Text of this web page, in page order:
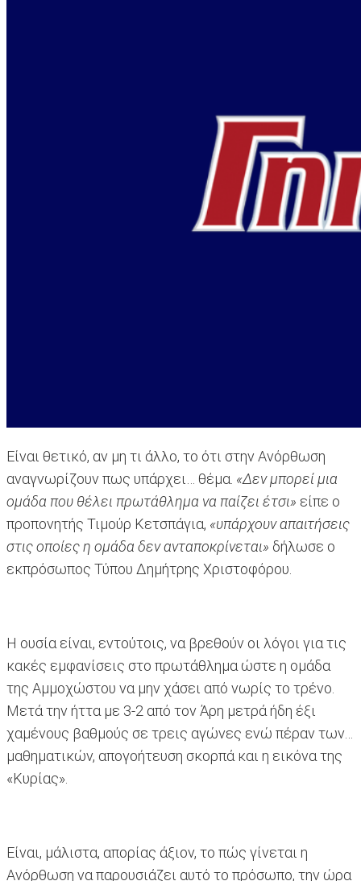
Είναι θετικό, αν μη τι άλλο, το ότι στην Ανόρθωση
αναγνωρίζουν πως υπάρχει… θέμα. «Δεν μπορεί μια
ομάδα που θέλει πρωτάθλημα να παίζει έτσι» είπε ο
προπονητής Τιμούρ Κετσπάγια, «υπάρχουν απαιτήσεις
στις οποίες η ομάδα δεν ανταποκρίνεται» δήλωσε ο
εκπρόσωπος Τύπου Δημήτρης Χριστοφόρου.
Η ουσία είναι, εντούτοις, να βρεθούν οι λόγοι για τις
κακές εμφανίσεις στο πρωτάθλημα ώστε η ομάδα
της Αμμοχώστου να μην χάσει από νωρίς το τρένο.
Μετά την ήττα με 3-2 από τον Άρη μετρά ήδη έξι
χαμένους βαθμούς σε τρεις αγώνες ενώ πέραν των…
μαθηματικών, απογοήτευση σκορπά και η εικόνα της
«Κυρίας».
Είναι, μάλιστα, απορίας άξιον, το πώς γίνεται η
Ανόρθωση να παρουσιάζει αυτό το πρόσωπο, την ώρα